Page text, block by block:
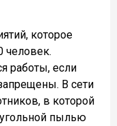
которое
человек.
работы, если
В сети
в которой
угольной пылью